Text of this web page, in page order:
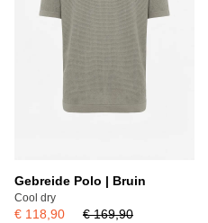
Gebreide Polo | Bruin
Cool dry
€ 118,90 € 169,90